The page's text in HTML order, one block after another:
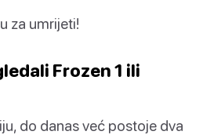
za umrijeti!
Frozen 1 ili
do danas već postoje dva